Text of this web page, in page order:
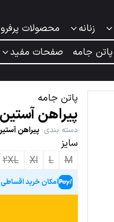
زنانه محصولات
جامه
صفحات مفید
پاتن جامه
پیراهن آستین
دسته بندی: پیراهن
سایز
M
L
Xl
2XL
امکان خرید